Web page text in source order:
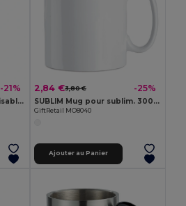
-21%
FESTA CUP Gobelet réutilisable 500ml MO9907-
2,84 €3,80 € -25%
SUBLIM Mug pour sublim. 300ml
GiftRetail MO8040
Ajouter au Panier